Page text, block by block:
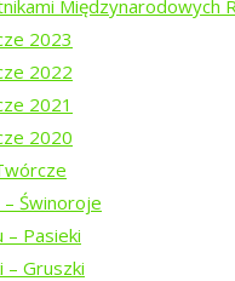
Międzynarodowych
2023
2022
2021
2020
Świnoroje
– Pasieki
– Gruszki
2026
Rezydencji
2025
Rezydencji
2024